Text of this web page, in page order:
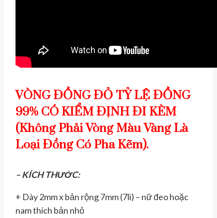
VÒNG ĐỒNG ĐỎ TỶ LỆ ĐỒNG
99% CÓ KIỂM ĐỊNH ĐI KÈM
(Không Phải Vòng Màu Vàng Là
Loại Đồng Có Pha Kẽm).
– KÍCH THƯỚC:
+ Dày 2mm x bản rộng 7mm (7li) – nữ đeo hoặc
nam thích bản nhỏ